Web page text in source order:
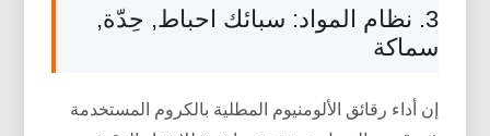
3. نظام المواد: سبائك احباط, حِدّة,
سماكة
إن أداء رقائق الألومنيوم المطلية بالكروم المستخدمة